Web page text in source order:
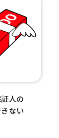
人の
ない